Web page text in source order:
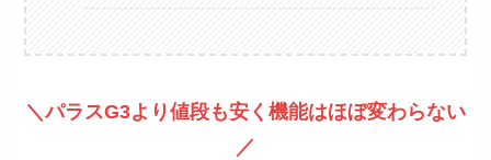
＼パラスG3より値段も安く機能はほぼ変わらない
／